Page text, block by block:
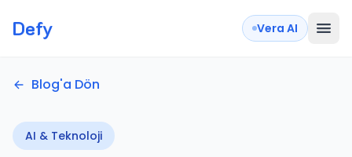
Defy Vera AI
Blog'a Dön
AI & Teknoloji